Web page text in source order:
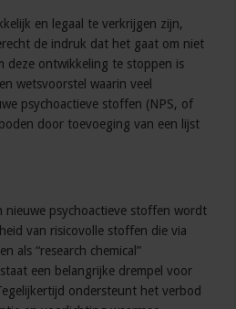
en legaal te verkrijgen zijn,
de indruk dat het gaat om niet
deze ontwikkeling te stoppen is
wetsvoorstel waarin veel
psychoactieve stoffen (NPS, of
door toevoeging van een lijst
nieuwe psychoactieve stoffen wordt
van risicovolle stoffen die via
als “research chemical”
een belangrijke drempel voor
ondersteunt het verbod